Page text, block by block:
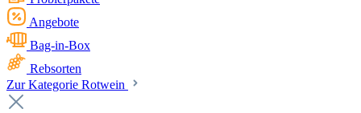
Angebote
Bag-in-Box
Rebsorten
Zur Kategorie Rotwein